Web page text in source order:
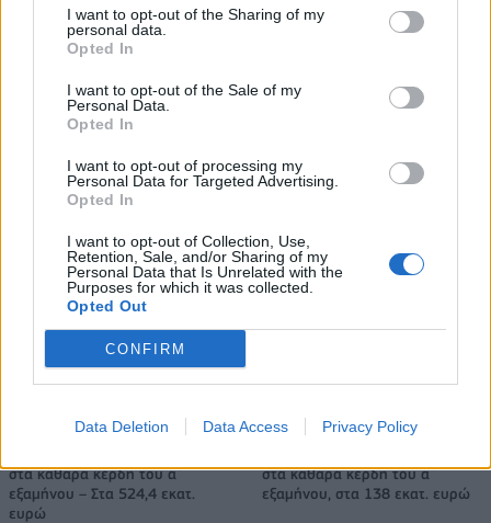
I want to opt-out of the Sharing of my
personal data.
Opted In
I want to opt-out of the Sale of my
Personal Data.
Opted In
I want to opt-out of processing my
Personal Data for Targeted Advertising.
Opted In
I want to opt-out of Collection, Use,
Retention, Sale, and/or Sharing of my
Personal Data that Is Unrelated with the
Purposes for which it was collected.
Opted Out
CONFIRM
Data Deletion Data Access Privacy Policy
αποδοτικότητας
Το FIAT 500 Hybrid τώρα από 18.990 ευρώ
Ντουράντ: "Ο Γιάννης θα
μπορούσε να 'ναι ο κορυφαίος
Οι διακοπές των Γάλλων του
(pic)
στα καθαρά κέρδη του α΄
εξαμήνου – Στα 524,4 εκατ.
ευρώ
στα καθαρά κέρδη του α΄
εξαμήνου, στα 138 εκατ. ευρώ